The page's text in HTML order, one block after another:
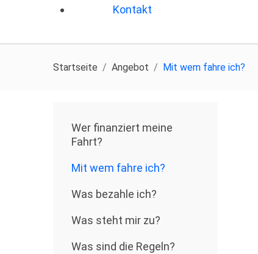
Kontakt
Startseite Angebot Mit wem fahre ich?
Wer ﬁnanziert meine
Fahrt?
Mit wem fahre ich?
Was bezahle ich?
Was steht mir zu?
Was sind die Regeln?